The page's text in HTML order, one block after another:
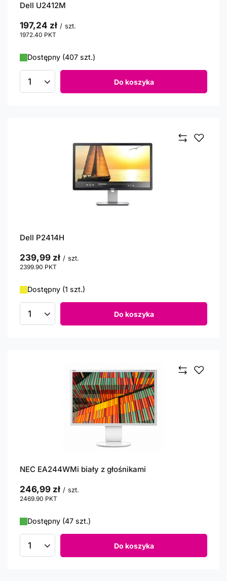
Dell U2412M
197,24 zł / szt.
1972.40 PKT
Dostępny (407 szt.)
Ilość produktów Do koszyka
Dell P2414H
239,99 zł / szt.
2399.90 PKT
Dostępny (1 szt.)
Ilość produktów Do koszyka
NEC EA244WMi biały z głośnikami
246,99 zł / szt.
2469.90 PKT
Dostępny (47 szt.)
Ilość produktów Do koszyka